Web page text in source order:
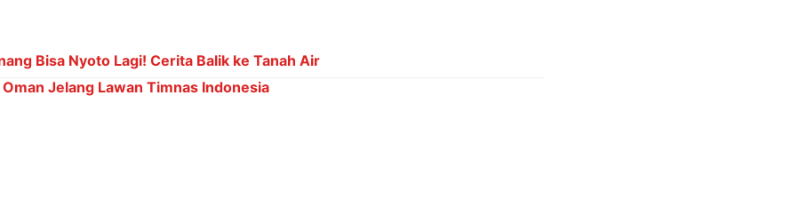
barang dan jasa.
muncul: apakah ini murni ketidakadilan, atau ada celah administrasi yang
Pantai Widuri menuntut keadilan dan meminta Portal Batang ID untuk